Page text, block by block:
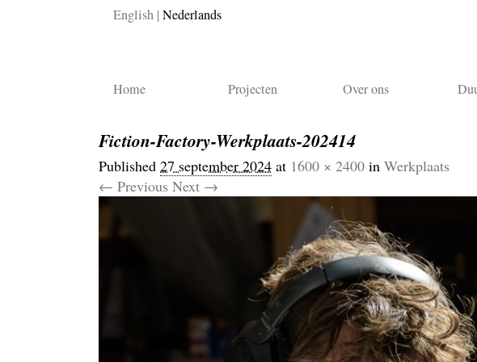
Home Projecten Over ons
English Nederlands
Fiction-Factory-Werkplaats-202414
Published 27 september 2024 at 1600 × 2400 in Werkplaats
← Previous Next →